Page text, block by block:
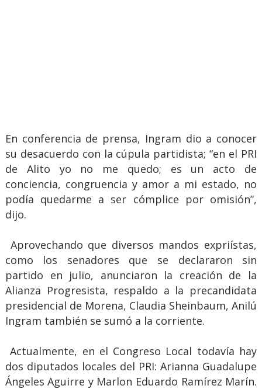
En conferencia de prensa, Ingram dio a conocer
su desacuerdo con la cúpula partidista; “en el PRI
de Alito yo no me quedo; es un acto de
conciencia, congruencia y amor a mi estado, no
podía quedarme a ser cómplice por omisión”,
dijo.
Aprovechando que diversos mandos expriístas,
como los senadores que se declararon sin
partido en julio, anunciaron la creación de la
Alianza Progresista, respaldo a la precandidata
presidencial de Morena, Claudia Sheinbaum, Anilú
Ingram también se sumó a la corriente.
Actualmente, en el Congreso Local todavía hay
dos diputados locales del PRI: Arianna Guadalupe
Ángeles Aguirre y Marlon Eduardo Ramírez Marín.